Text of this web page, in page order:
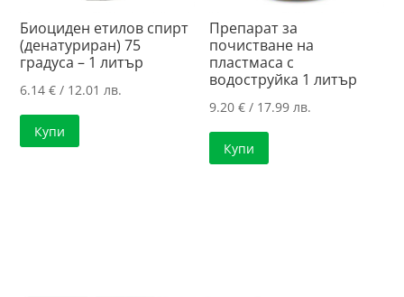
Биоциден етилов спирт
(денатуриран) 75
градуса – 1 литър
6.14€ / 12.01 лв.
Купи
Препарат за
почистване на
пластмаса с
водоструйка 1 литър
9.20€ / 17.99 лв.
Купи